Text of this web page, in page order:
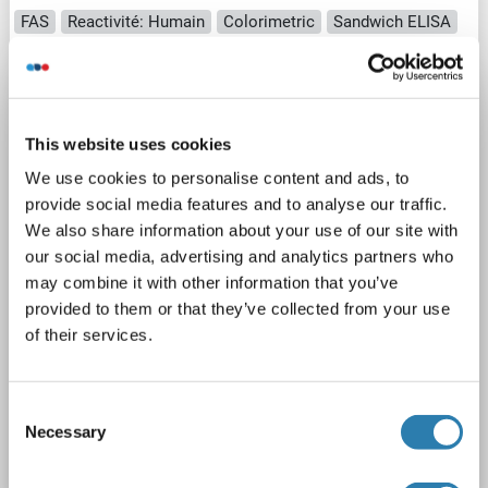
This website uses cookies
We use cookies to personalise content and ads, to
provide social media features and to analyse our traffic.
We also share information about your use of our site with
our social media, advertising and analytics partners who
may combine it with other information that you’ve
provided to them or that they’ve collected from your use
of their services.
Selection
Necessary
FAS Reactivité: Humain Colorimetric
Sandwich ELISA
ELISA
Fiche technique